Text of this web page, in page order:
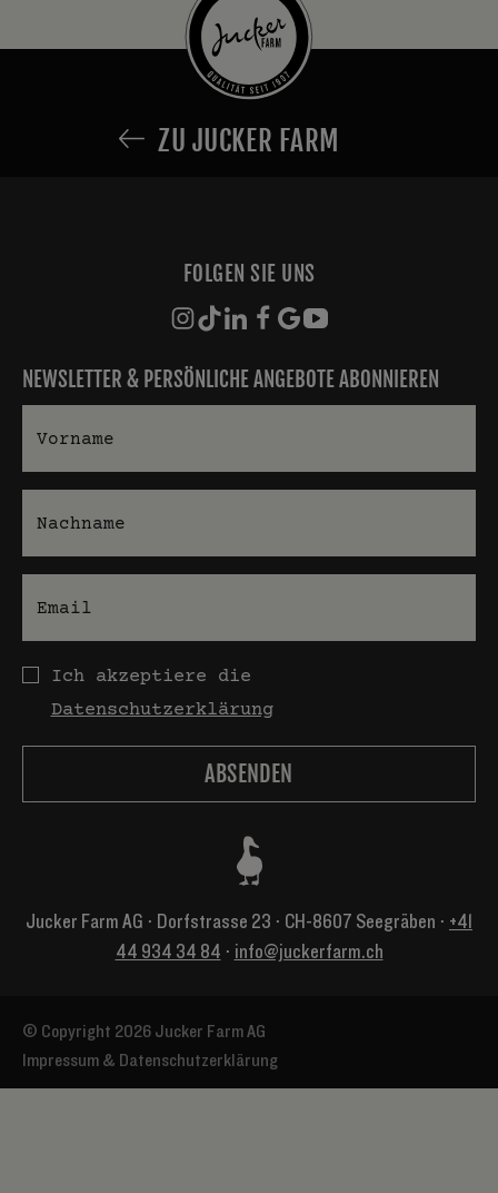
ZU JUCKER FARM
FOLGEN SIE UNS
NEWSLETTER & PERSÖNLICHE ANGEBOTE ABONNIEREN
Datenschutz
Ich akzeptiere die
Datenschutzerklärung
Jucker Farm AG ⋅ Dorfstrasse 23 ⋅ CH-8607 Seegräben ⋅ +41
44 934 34 84 ⋅ info@juckerfarm.ch
© Copyright 2026 Jucker Farm AG
Impressum & Datenschutzerklärung